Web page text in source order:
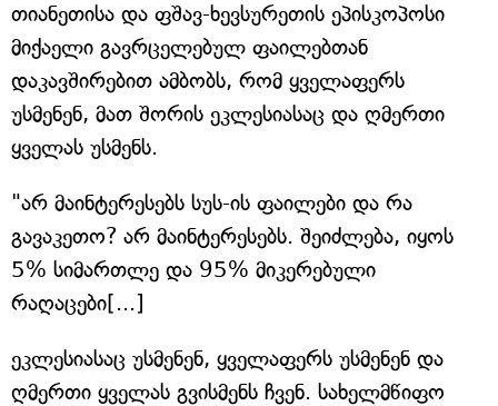
თიანეთისა და ფშავ-ხევსურეთის ეპისკოპოსი
მიქაელი გავრცელებულ ფაილებთან
დაკავშირებით ამბობს, რომ ყველაფერს
უსმენენ, მათ შორის ეკლესიასაც და ღმერთი
ყველას უსმენს.
"არ მაინტერესებს სუს-ის ფაილები და რა
გავაკეთო? არ მაინტერესებს. შეიძლება, იყოს
5% სიმართლე და 95% მიკერებული
რაღაცები[...]
ეკლესიასაც უსმენენ, ყველაფერს უსმენენ და
ღმერთი ყველას გვისმენს ჩვენ. სახელმწიფო